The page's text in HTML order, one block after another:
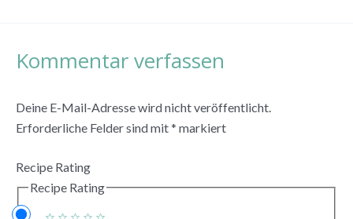
Kommentar verfassen
Deine E-Mail-Adresse wird nicht veröffentlicht.
Erforderliche Felder sind mit* markiert
Recipe Rating
Recipe Rating